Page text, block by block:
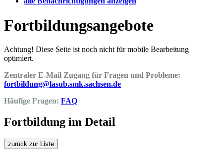
Fortbildungsangebote
Achtung! Diese Seite ist noch nicht für mobile Bearbeitung
optimiert.
Zentraler E-Mail Zugang für Fragen und Probleme:
fortbildung@lasub.smk.sachsen.de
Häufige Fragen: FAQ
Fortbildung im Detail
zurück zur Liste